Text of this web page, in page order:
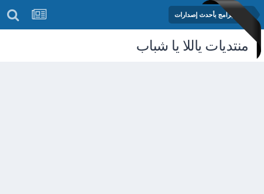
مكتبة البرامج بأحدث إصدارات
منتديات ياللا يا شباب